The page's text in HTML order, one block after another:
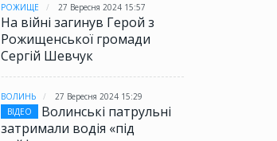
РОЖИЩЕ 27 Вересня 2024 15:57
На війні загинув Герой з
Рожищенської громади
Сергій Шевчук
ВОЛИНЬ
27 Вересня 2024 15:29
ВІДЕО
Волинські патрульні
затримали водія «під